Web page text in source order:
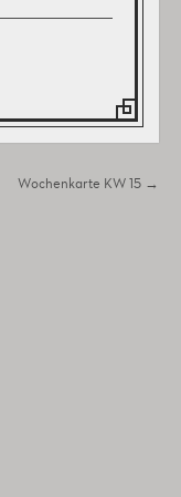
Wochenkarte KW 15 →